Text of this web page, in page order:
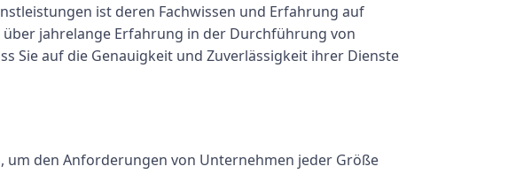
ist deren Fachwissen und Erfahrung auf
jahrelange Erfahrung in der Durchführung von
Sie auf die Genauigkeit und Zuverlässigkeit ihrer Dienste
den Anforderungen von Unternehmen jeder Größe